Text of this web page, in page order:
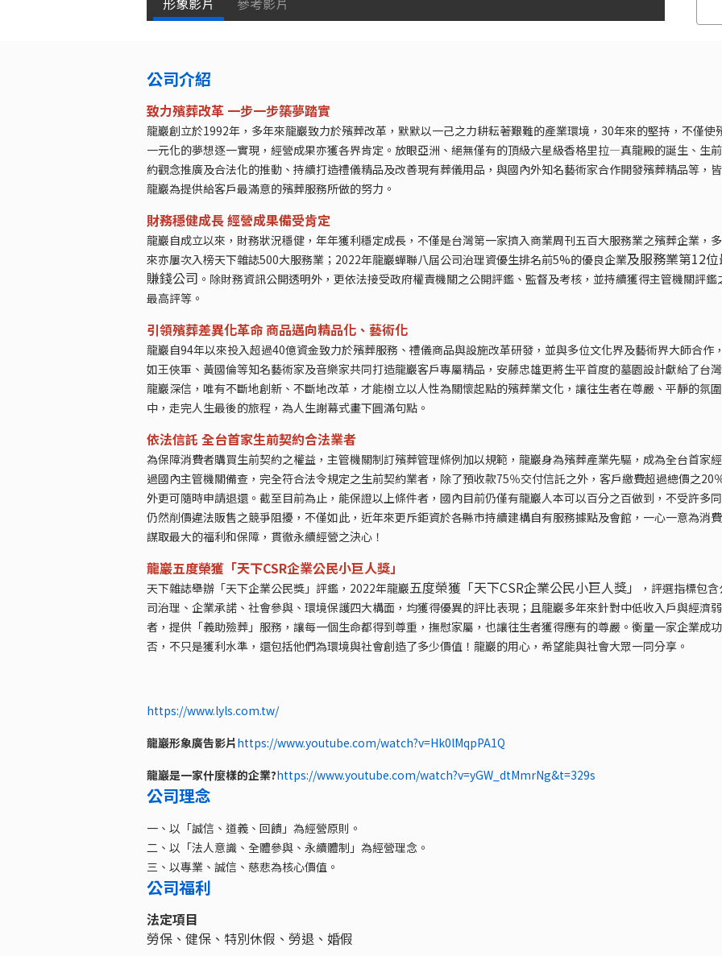
公司介紹
致力殯葬改革 一步一步築夢踏實
龍巖創立於1992年，多年來龍巖致力於殯葬改革，默默以一己之力耕耘著艱難的產業環境，30年來的堅持，不僅使
一元化的夢想逐一實現，經營成果亦獲各界肯定。放眼亞洲、絕無僅有的頂級六星級香格里拉—真龍殿的誕生、生
約觀念推廣及合法化的推動、持續打造禮儀精品及改善現有葬儀用品，與國內外知名藝術家合作開發殯葬精品等，
龍巖為提供給客戶最滿意的殯葬服務所做的努力。
財務穩健成長 經營成果備受肯定
龍巖自成立以來，財務狀況穩健，年年獲利穩定成長，不僅是台灣第一家擠入商業周刊五百大服務業之殯葬企業，
來亦屢次入榜天下雜誌500大服務業；2022年龍巖蟬聯八屆公司治理資優生排名前5%的優良企業及服務業第12
賺錢公司 。除財務資訊公開透明外，更依法接受政府權責機關之公開評鑑、監督及考核，並持續獲得主管機關評鑑
最高評等。
引領殯葬差異化革命 商品邁向精品化、藝術化
龍巖自94年以來投入超過40億資金致力於殯葬服務、禮儀商品與設施改革研發，並與多位文化界及藝術界大師合作
如王俠軍、黃國倫等知名藝術家及音樂家共同打造龍巖客戶專屬精品，安藤忠雄更將生平首度的墓園設計獻給了台灣
龍巖深信，唯有不斷地創新、不斷地改革，才能樹立以人性為關懷起點的殯葬業文化，讓往生者在尊嚴、平靜的氛圍
中，走完人生最後的旅程，為人生謝幕式畫下圓滿句點。
依法信託 全台首家生前契約合法業者
為保障消費者購買生前契約之權益，主管機關制訂殯葬管理條例加以規範，龍巖身為殯葬產業先驅，成為全台首家
過國內主管機關備查，完全符合法令規定之生前契約業者，除了預收款75％交付信託之外，客戶繳費超過總價之20
外更可隨時申請退還。截至目前為止，能保證以上條件者，國內目前仍僅有龍巖人本可以百分之百做到，不受許多
仍然削價違法販售之競爭阻擾，不僅如此，近年來更斥鉅資於各縣市持續建構自有服務據點及會館，一心一意為消
謀取最大的福利和保障，貫徹永續經營之決心！
龍巖五度榮獲「天下CSR企業公民小巨人獎」
天下雜誌舉辦「天下企業公民獎」評鑑，2022年龍巖五度榮獲「天下CSR企業公民小巨人獎」
，評選指標包含
司治理、企業承諾、社會參與、環境保護四大構面，均獲得優異的評比表現；且龍巖多年來針對中低收入戶與經濟
者，提供「義助殮葬」服務，讓每一個生命都得到尊重，撫慰家屬，也讓往生者獲得應有的尊嚴。衡量一家企業成
否，不只是獲利水準，還包括他們為環境與社會創造了多少價值！龍巖的用心，希望能與社會大眾一同分享。
https://www.lyls.com.tw/
龍巖形象廣告影片https://www.youtube.com/watch?v=Hk0lMqpPA1Q
龍巖是一家什麼樣的企業?https://www.youtube.com/watch?v=yGW_dtMmrNg&t=329s
公司理念
一、以「誠信、道義、回饋」為經營原則。
二、以「法人意識、全體參與、永續體制」為經營理念。
三、以專業、誠信、慈悲為核心價值。
公司福利
法定項目
勞保、健保、特別休假、勞退、婚假